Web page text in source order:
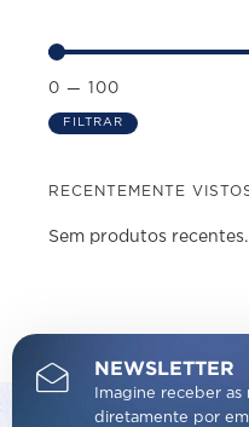
0 — 100
FILTRAR
RECENTEMENTE
Sem produtos recentes.
NEWSLETTER
Imagine receber
diretamente por